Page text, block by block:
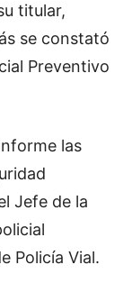
titular,
se constató
Preventivo
las
Jefe de la
Policía Vial.